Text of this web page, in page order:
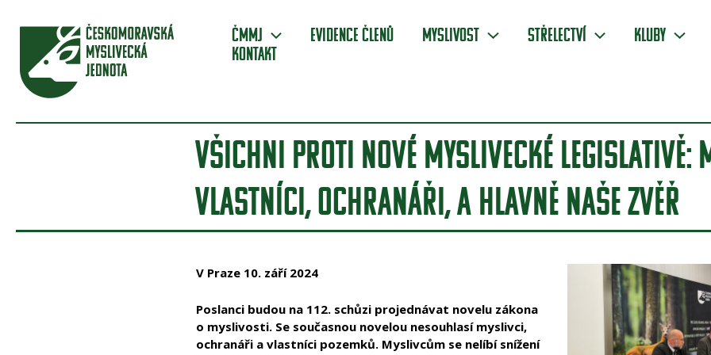
ČMMJ Evidence členů Myslivost Střelectví Kluby
Kontakt
VŠICHNI PROTI NOVÉ MYSLIVECKÉ LEGISLATIVĚ:
VLASTNÍCI, OCHRANÁŘI, A HLAVNĚ NAŠE ZVĚŘ
V Praze 10. září 2024
Poslanci budou na 112. schůzi projednávat novelu zákona
o myslivosti. Se současnou novelou nesouhlasí myslivci,
ochranáři a vlastníci pozemků. Myslivcům se nelíbí snížení